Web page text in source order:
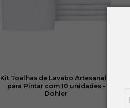
Kit Toalhas de Lavabo Artesanalle
para Pintar com 10 unidades -
Dohler